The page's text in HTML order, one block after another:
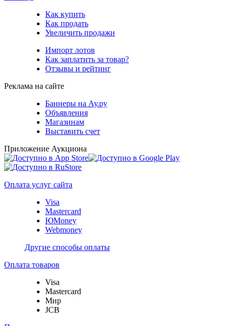
Как купить
Как продать
Увеличить продажи
Импорт лотов
Как заплатить за товар?
Отзывы и рейтинг
Реклама на сайте
Баннеры на Ау.ру
Объявления
Магазинам
Выставить счет
Приложение Аукциона
Оплата услуг сайта
Visa
Mastercard
ЮMoney
Webmoney
Другие способы оплаты
Оплата товаров
Visa
Mastercard
Мир
JCB